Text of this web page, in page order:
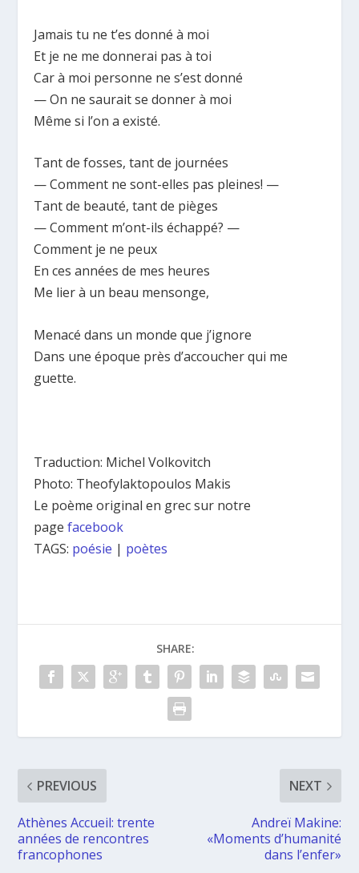
Jamais tu ne t’es donné à moi
Et je ne me donnerai pas à toi
Car à moi personne ne s’est donné
— On ne saurait se donner à moi
Même si l’on a existé.
Tant de fosses, tant de journées
— Comment ne sont-elles pas pleines! —
Tant de beauté, tant de pièges
— Comment m’ont-ils échappé? —
Comment je ne peux
En ces années de mes heures
Me lier à un beau mensonge,
Menacé dans un monde que j’ignore
Dans une époque près d’accoucher qui me
guette.
Traduction: Michel Volkovitch
Photo: Theofylaktopoulos Makis
Le poème original en grec sur notre
pagefacebook
TAGS: poésie | poètes
SHARE:
PREVIOUS
Athènes Accueil: trente
années de rencontres
francophones
NEXT
Andreï Makine:
«Moments d’humanité
dans l’enfer»